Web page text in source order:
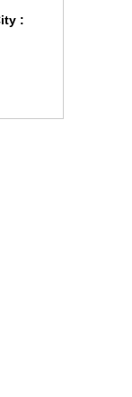
: L’Algérie